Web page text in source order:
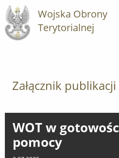
Wojska Obrony
Terytorialnej
Załącznik publikacji
WOT w
pomocy